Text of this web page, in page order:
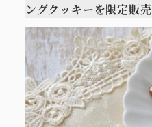
ングクッキーを限定販売